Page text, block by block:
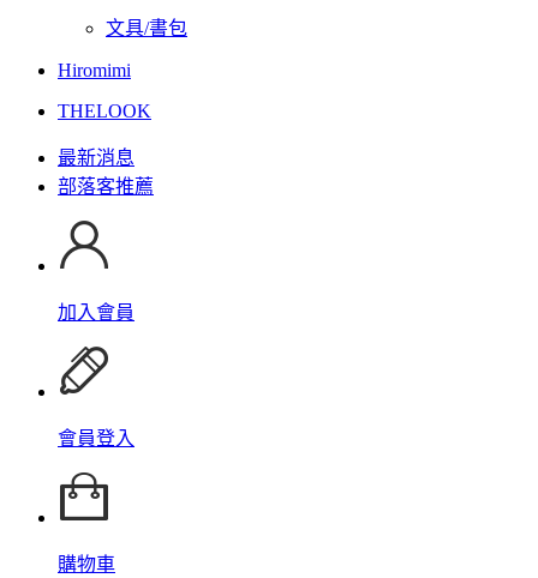
文具/書包
Hiromimi
THELOOK
最新消息
部落客推薦
加入會員
會員登入
購物車